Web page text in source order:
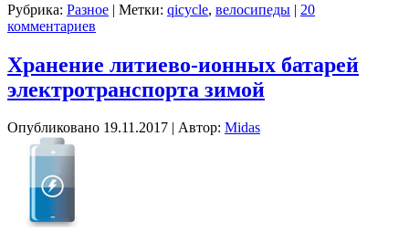
Рубрика: Разное | Метки: qicycle, велосипеды | 20
комментариев
Хранение литиево-ионных батарей
электротранспорта зимой
Опубликовано 19.11.2017 | Автор: Midas